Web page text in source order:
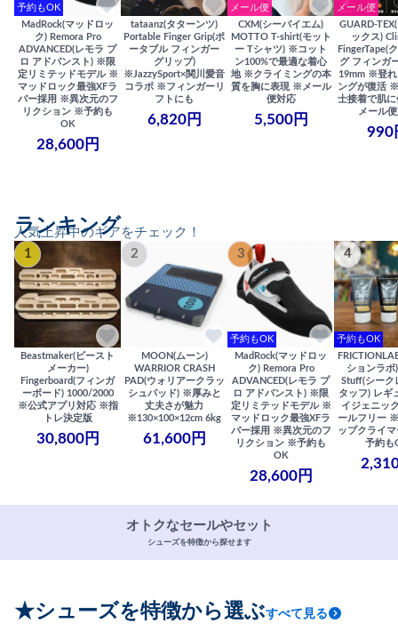
予約もOK
MadRock(マッドロッ
ク) Remora Pro
ADVANCED(レモラ プ
ロ アドバンスト) ※限
定リミテッドモデル ※
マッドロック最強XFラ
バー採用 ※異次元のフ
リクション ※予約も
OK
28,600円
tataanz(タターンツ)
Portable Finger Grip(ポ
ータブル フィンガー
グリップ)
※JazzySport×関川愛音
コラボ ※フィンガーリ
フトにも
6,820円
メール便
CXM(シーバイエム)
MOTTO T-shirt(モット
ー Tシャツ) ※コット
ン100%で最適な着心
地 ※クライミングの本
質を胸に表現 ※メール
便対応
5,500円
メール便
GUARD-
ックス)
FingerTape(
グ フィンガ
19mm ※登れ
ングが復活
士接着で肌
メール
990
人気上昇中のギアをチェック！
ランキング
1
Beastmaker(ビースト
メーカー)
Fingerboard(フィンガ
ーボード) 1000/2000
※公式アプリ対応 ※指
トレ決定版
30,800円
2
MOON(ムーン)
WARRIOR CRASH
PAD(ウォリアークラッ
シュパッド) ※厚みと
丈夫さが魅力
※130×100×12cm 6kg
61,600円
3
予約もOK
MadRock(マッドロッ
ク) Remora Pro
ADVANCED(レモラ プ
ロ アドバンスト) ※限
定リミテッドモデル ※
マッドロック最強XFラ
バー採用 ※異次元のフ
リクション ※予約も
OK
28,600円
4
予約もOK
ションラボ
Stuff(シーク
タッフ) レギ
イジェニッ
ールフリー
ップクライ
予約も
オトクなセールやセット
シューズを特徴から探せます
★シューズを特徴から選ぶすべて見る